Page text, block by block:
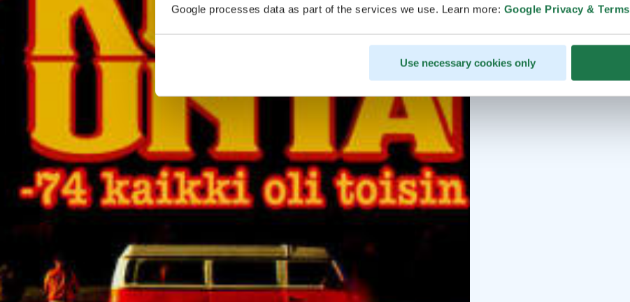
Google processes data as part of the services we use. Learn more: Google Privacy & Terms
Use necessary cookies only